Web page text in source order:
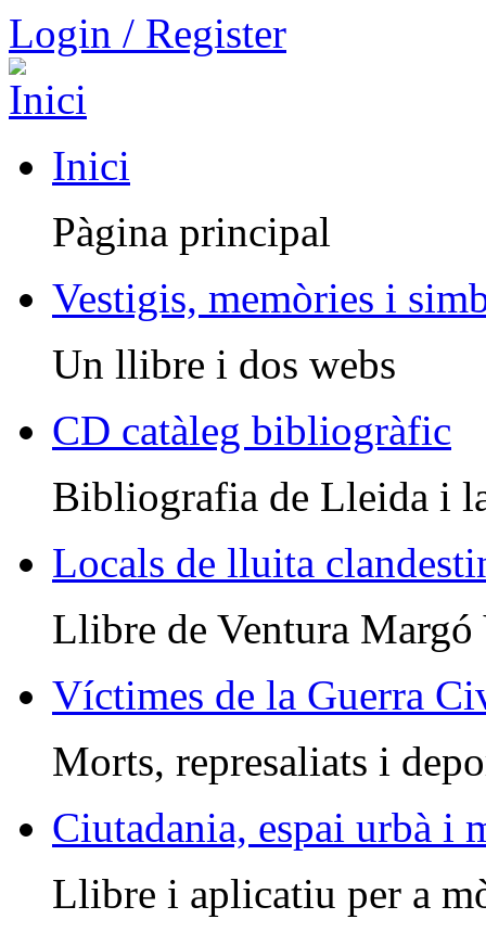
Login / Register
Inici
Pàgina principal
Vestigis, memòries i
Un llibre i dos webs
CD catàleg bibliogràfic
Bibliografia de Lleida i
Locals de lluita
Llibre de Ventura Margó
Víctimes de la Guerra
Morts, represaliats i
Ciutadania, espai urbà i
Llibre i aplicatiu per a